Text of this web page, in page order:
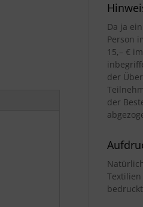
Da ja
Person
15,– €
der
der